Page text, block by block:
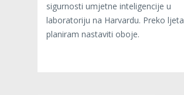
sigurnosti umjetne inteligencije u
laboratoriju na Harvardu. Preko ljeta
planiram nastaviti oboje.